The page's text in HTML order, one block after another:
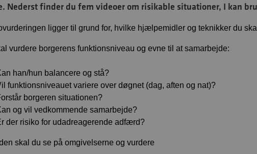
Nederst finder du fem videoer om risikable situationer, I kan
ligger til grund for, hvilke hjælpemidler og teknikker du
vurdere borgerens funktionsniveau og evne til at samarbejde:
han/hun balancere og stå?
funktionsniveauet variere over døgnet (dag, aften og nat)?
borgeren situationen?
og vil vedkommende samarbejde?
der risiko for udadreagerende adfærd?
skal du se på omgivelserne og vurdere